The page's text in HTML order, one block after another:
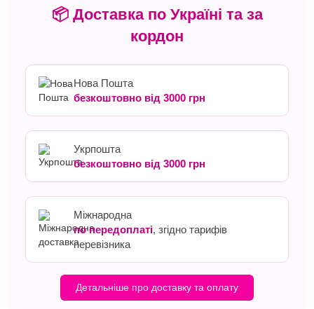
📦 Доставка по Україні та за
кордон
Нова Пошта
безкоштовно від 3000 грн
Укрпошта
безкоштовно від 3000 грн
Міжнародна
по передоплаті, згідно тарифів
перевізника
Детальніше про доставку та оплату